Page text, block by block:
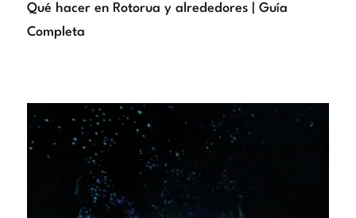
Qué hacer en Rotorua y alrededores | Guía
Completa